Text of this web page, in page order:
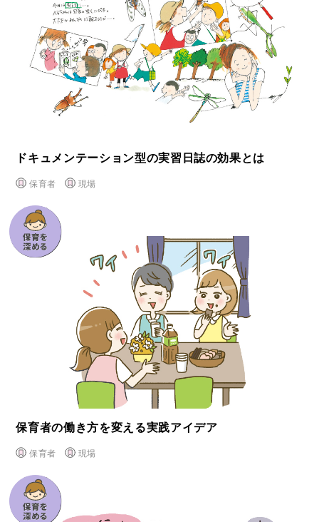
ドキュメンテーション型の実習日誌の効果とは
保育者 現場
保育者の働き方を変える実践アイデア
保育者 現場